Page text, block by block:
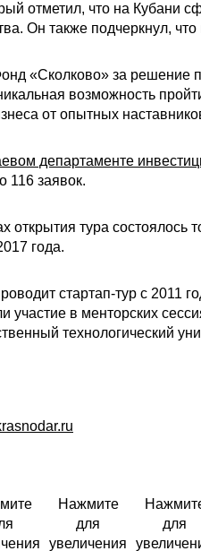
отметил, что на Кубани
Он также подчеркнул,
«Сколково» за решение
возможность
от опытных
департаменте
116 заявок.
открытия тура
года.
стартап-тур с 2011
участие в менторских
технологический
Нажмите
для
увеличения
для